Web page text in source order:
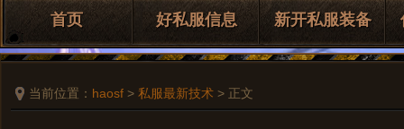
首页 好私服信息 新开私服装备
当前位置： haosf > 私服最新技术 > 正文